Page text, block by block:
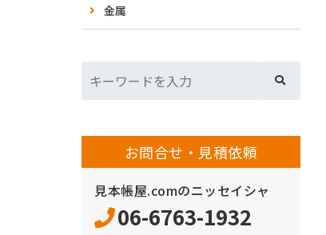
金属
お問合せ・見積依頼
見本帳屋.comのニッセイシャ
06-6763-1932